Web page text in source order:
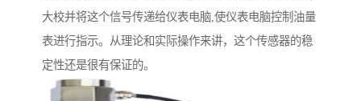
大校并将这个信号传递给仪表电脑,使仪表电脑控制油量
表进行指示。从理论和实际操作来讲，这个传感器的稳
定性还是很有保证的。